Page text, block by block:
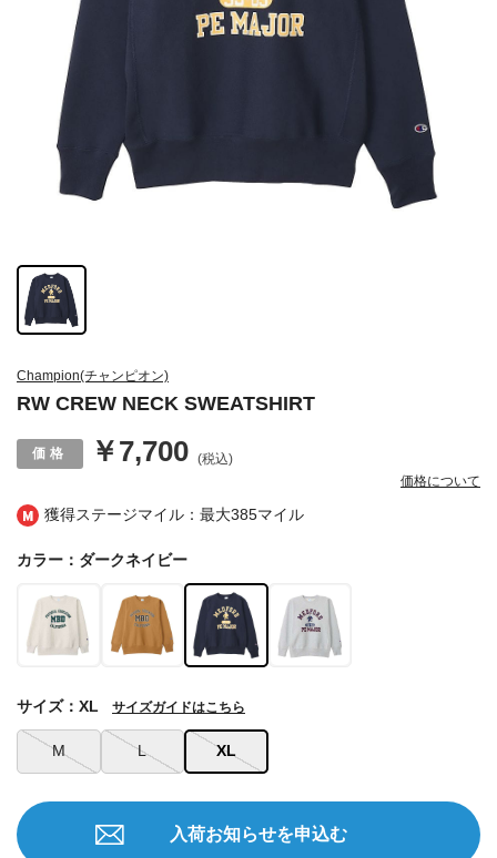
獲得ステージマイル：最大385マイル
Champion(チャンピオン)
RW CREW NECK SWEATSHIRT
￥7,700 (税込)
価格について
カラー：ダークネイビー
M L XL
サイズ：XL サイズガイドはこちら
入荷お知らせを申込む